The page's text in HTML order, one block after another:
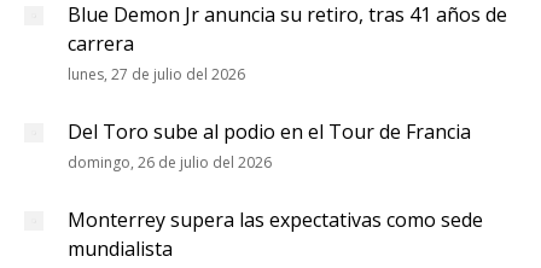
Blue Demon Jr anuncia su retiro, tras 41 años de
carrera
lunes, 27 de julio del 2026
Del Toro sube al podio en el Tour de Francia
domingo, 26 de julio del 2026
Monterrey supera las expectativas como sede
mundialista